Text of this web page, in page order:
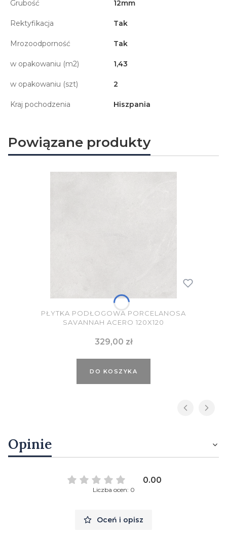
Grubość 12mm
Rektyfikacja Tak
Mrozoodporność Tak
w opakowaniu (m2) 1,43
w opakowaniu (szt) 2
Kraj pochodzenia Hiszpania
Powiązane produkty
PŁYTKA PODŁOGOWA PORCELANOSA
SAVANNAH ACERO 120X120
Cena
329,00 zł
DO KOSZYKA
Opinie
0.00
Liczba ocen: 0
Oceń i opisz